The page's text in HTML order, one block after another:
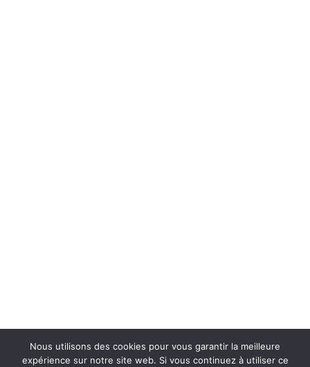
Nous utilisons des cookies pour vous garantir la meilleure
expérience sur notre site web. Si vous continuez à utiliser ce